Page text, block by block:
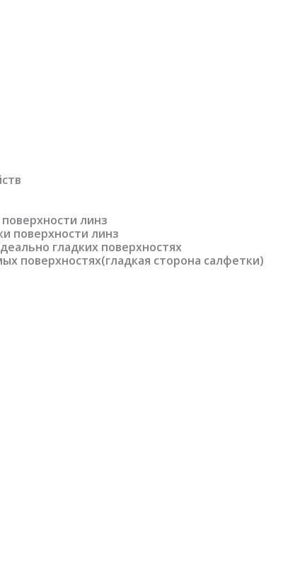
линз
поверхности линз
гладких поверхностях
поверхностях(гладкая сторона салфетки)